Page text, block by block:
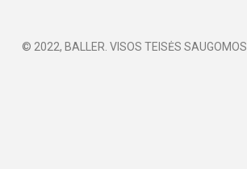
© 2022, BALLER. VISOS TEISĖS SAUGOMOS